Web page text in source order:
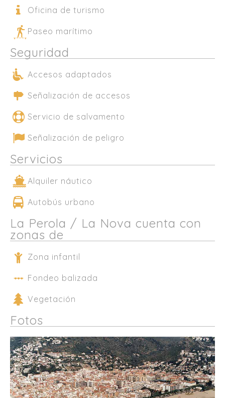
Oficina de turismo
Paseo marítimo
Seguridad
Accesos adaptados
Señalización de accesos
Servicio de salvamento
Señalización de peligro
Servicios
Alquiler náutico
Autobús urbano
La Perola / La Nova cuenta con
zonas de
Zona infantil
Fondeo balizada
Vegetación
Fotos